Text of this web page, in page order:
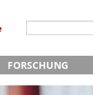
FORSCHUNG